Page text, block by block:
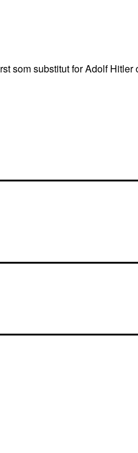
som substitut for Adolf Hitler